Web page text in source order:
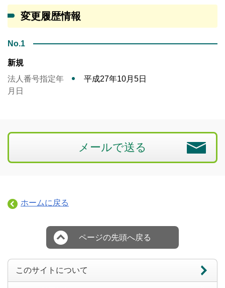
変更履歴情報
No.1
新規
法人番号指定年
月日
平成27年10月5日
メールで送る
ホームに戻る
ページの先頭へ戻る
このサイトについて